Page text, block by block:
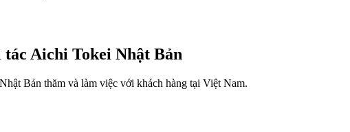
Aichi Tokei Nhật Bản
Bản thăm và làm việc với khách hàng tại Việt Nam.